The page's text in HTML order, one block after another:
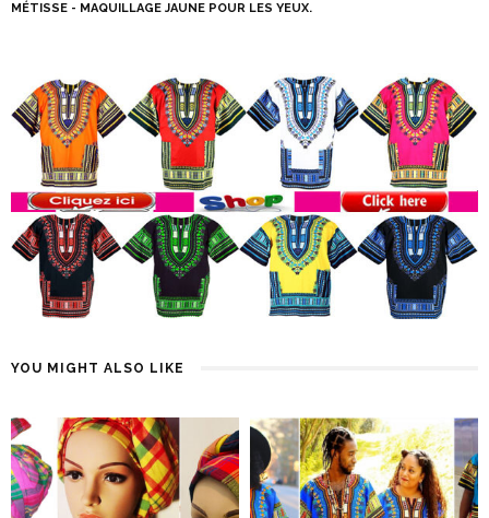
MÉTISSE - MAQUILLAGE JAUNE POUR LES YEUX.
YOU MIGHT ALSO LIKE